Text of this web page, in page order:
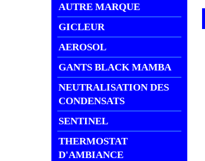
AUTRE MARQUE
GICLEUR
AEROSOL
GANTS BLACK MAMBA
NEUTRALISATION DES
CONDENSATS
SENTINEL
THERMOSTAT
D'AMBIANCE